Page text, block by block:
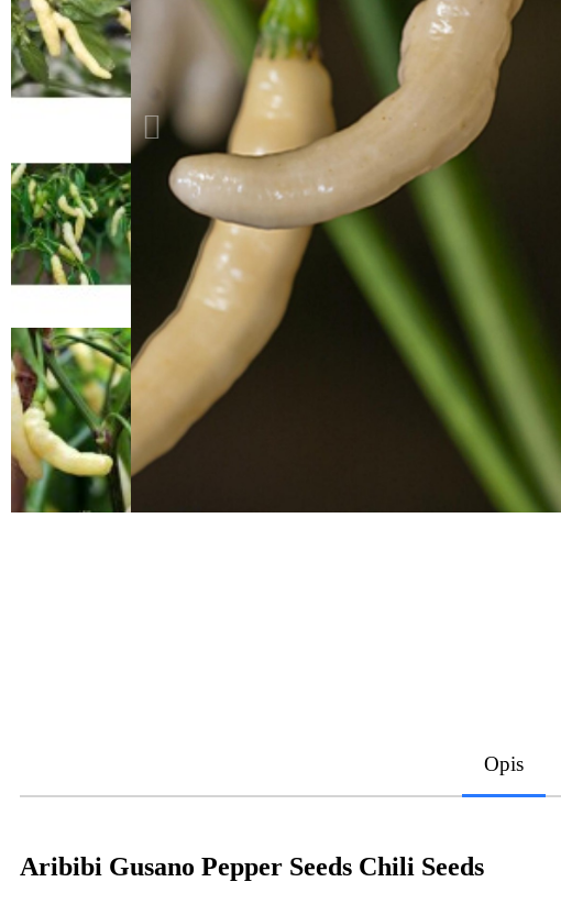
Opis
Aribibi Gusano Pepper Seeds Chili Seeds